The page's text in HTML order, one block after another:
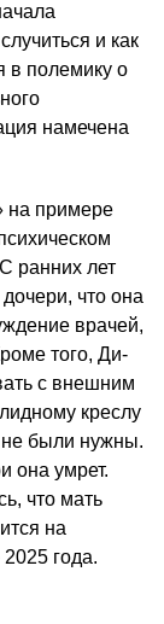
и как
в полемику о
намечена
на примере
ранних лет
что она
врачей,
того, Ди-
с внешним
креслу
были нужны.
она умрет.
что мать
на
года.